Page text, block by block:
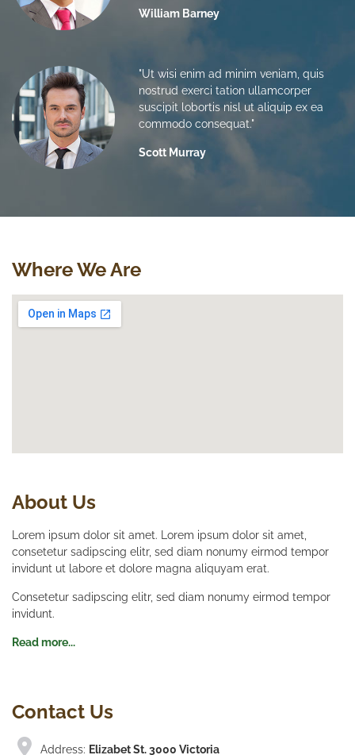
William Barney
"Ut wisi enim ad minim veniam, quis
nostrud exerci tation ullamcorper
suscipit lobortis nisl ut aliquip ex ea
commodo consequat."
Scott Murray
Where We Are
About Us
Lorem ipsum dolor sit amet. Lorem ipsum dolor sit amet,
consetetur sadipscing elitr, sed diam nonumy eirmod tempor
invidunt ut labore et dolore magna aliquyam erat.
Consetetur sadipscing elitr, sed diam nonumy eirmod tempor
invidunt.
Read more...
Contact Us
Address: Elizabet St. 3000 Victoria